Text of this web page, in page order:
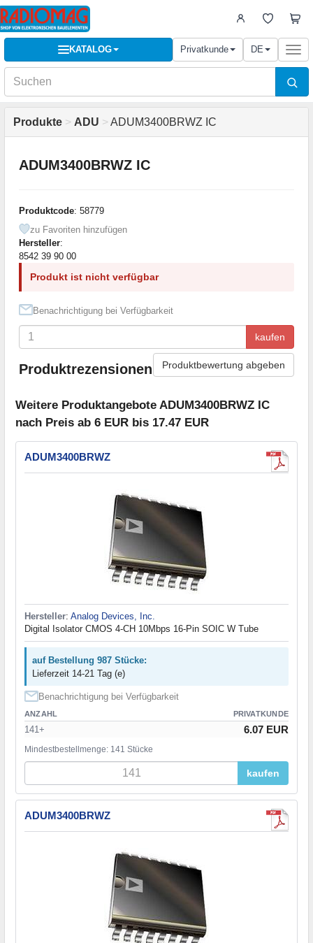
KATALOG Privatkunde DE
Produkte > ADU > ADUM3400BRWZ IC
ADUM3400BRWZ IC
Produktcode: 58779
zu Favoriten hinzufügen
Hersteller:
8542 39 90 00
Produkt ist nicht verfügbar
Benachrichtigung bei Verfügbarkeit
kaufen
Produktrezensionen Produktbewertung abgeben
Weitere Produktangebote ADUM3400BRWZ IC
nach Preis ab 6 EUR bis 17.47 EUR
ADUM3400BRWZ
Hersteller: Analog Devices, Inc.
Digital Isolator CMOS 4-CH 10Mbps 16-Pin SOIC W Tube
auf Bestellung 987 Stücke:
Lieferzeit 14-21 Tag (e)
Benachrichtigung bei Verfügbarkeit
ANZAHL PRIVATKUNDE
141+ 6.07 EUR
Mindestbestellmenge: 141 Stücke
kaufen
ADUM3400BRWZ